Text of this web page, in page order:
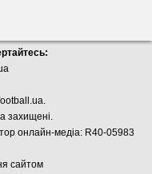
.
захищені.
онлайн-медіа: R40-05983
сайтом